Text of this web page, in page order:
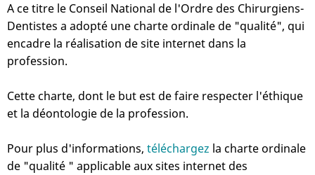
A ce titre le Conseil National de l'Ordre des Chirurgiens-
Dentistes a adopté une charte ordinale de "qualité", qui
encadre la réalisation de site internet dans la
profession.
Cette charte, dont le but est de faire respecter l'éthique
et la déontologie de la profession.
Pour plus d'informations, téléchargez la charte ordinale
de "qualité " applicable aux sites internet des